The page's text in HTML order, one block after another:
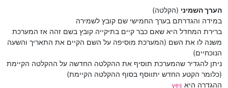
הערך השמיני (הקלטה)
במידה והגדרתם בערך החמישי שם קובץ לשמירה
ברירת המחדל היא שאם כבר קיים בתיקייה קובץ בשם זהה אז המערכת
משנה לו את השם (המערכת מוסיפה על השם הקיים את התאריך והשעה
הנוכחיים)
ניתן להגדיר שהמערכת תוסיף את ההקלטה החדשה על ההקלטה הקיימת
(כלומר הקטע החדש יתווסף בסוף ההקלטה הקיימת)
ההגדרה היא yes